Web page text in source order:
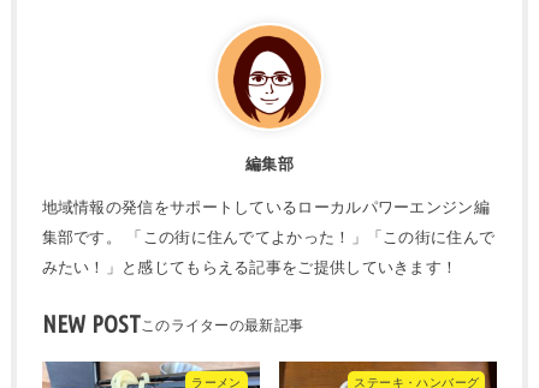
編集部
地域情報の発信をサポートしているローカルパワーエンジン編
集部です。 「この街に住んでてよかった！」「この街に住んで
みたい！」と感じてもらえる記事をご提供していきます！
NEW POST
ラーメン ステーキ・ハンバーグ